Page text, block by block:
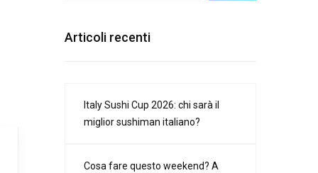
Articoli recenti
Italy Sushi Cup 2026: chi sarà il
miglior sushiman italiano?
Cosa fare questo weekend? A